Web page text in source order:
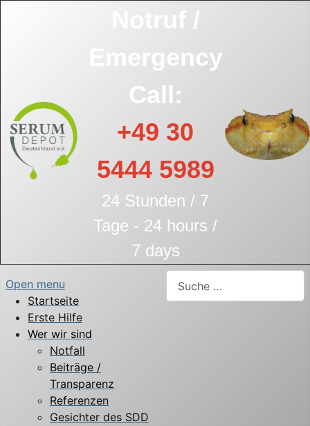
Notruf /
Emergency
Call:
+49 30
5444 5989
24 Stunden / 7
Tage - 24 hours /
7 days
Open menu
Startseite
Erste Hilfe
Wer wir sind
Notfall
Beiträge /
Transparenz
Referenzen
Gesichter des SDD